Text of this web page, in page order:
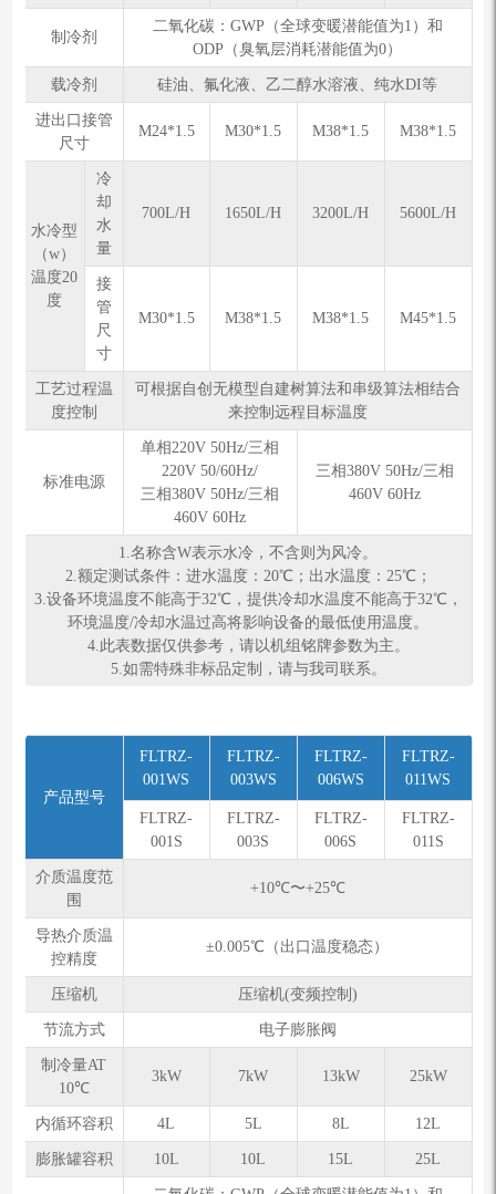
制冷剂
二氧化碳：GWP（全球变暖潜能值为1）和
ODP（臭氧层消耗潜能值为0）
载冷剂 硅油、氟化液、乙二醇水溶液、纯水DI等
进出口接管
尺寸
M24*1.5 M30*1.5 M38*1.5 M38*1.5
⽔冷型
（w）
温度20
度
冷
却
水
量
700L/H 1650L/H 3200L/H 5600L/H
接
管
尺
寸
M30*1.5 M38*1.5 M38*1.5 M45*1.5
工艺过程温
度控制
可根据自创无模型自建树算法和串级算法相结合
来控制远程目标温度
标准电源
单相220V 50Hz/三相
220V 50/60Hz/
三相380V 50Hz/三相
460V 60Hz
三相380V 50Hz/三相
460V 60Hz
1.名称含W表示水冷，不含则为风冷。
2.额定测试条件：进⽔温度：20℃；出⽔温度：25℃；
3.设备环境温度不能高于32℃，提供冷却水温度不能高于32℃，
环境温度/冷却水温过高将影响设备的最低使用温度。
4.此表数据仅供参考，请以机组铭牌参数为主。
5.如需特殊⾮标品定制，请与我司联系。
产品型号
FLTRZ-
001WS
FLTRZ-
003WS
FLTRZ-
006WS
FLTRZ-
011WS
FLTRZ-
001S
FLTRZ-
003S
FLTRZ-
006S
FLTRZ-
011S
介质温度范
围
+10℃〜+25℃
导热介质温
控精度
±0.005℃（出口温度稳态）
压缩机 压缩机(变频控制)
节流方式 电子膨胀阀
制冷量AT
10℃
3kW 7kW 13kW 25kW
内循环容积 4L 5L 8L 12L
膨胀罐容积 10L 10L 15L 25L